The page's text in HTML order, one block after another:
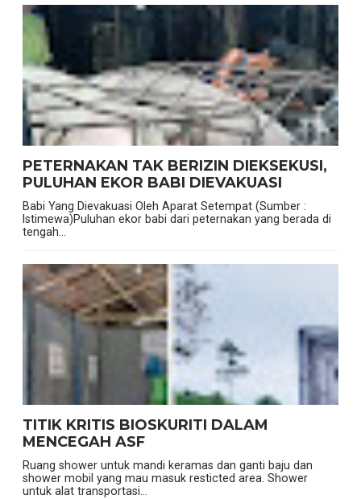
PETERNAKAN TAK BERIZIN DIEKSEKUSI,
PULUHAN EKOR BABI DIEVAKUASI
Babi Yang Dievakuasi Oleh Aparat Setempat (Sumber :
Istimewa)Puluhan ekor babi dari peternakan yang berada di
tengah...
TITIK KRITIS BIOSKURITI DALAM
MENCEGAH ASF
Ruang shower untuk mandi keramas dan ganti baju dan
shower mobil yang mau masuk resticted area. Shower
untuk alat transportasi...